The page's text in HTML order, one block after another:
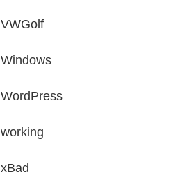
VWGolf
Windows
WordPress
working
xBad